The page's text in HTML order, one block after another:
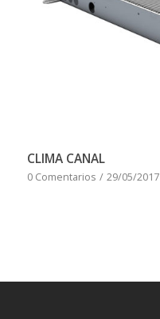
CLIMA CANAL
0 Comentarios / 29/05/2017